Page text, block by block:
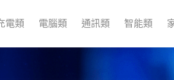
電類 電腦類 通訊類 智能類